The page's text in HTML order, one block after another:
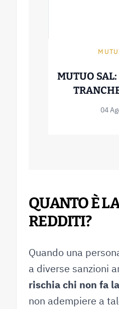
MUTUO
04
QUANTO È
REDDITI?
Quando una
a diverse sanzioni
rischia chi non fa
non adempiere a